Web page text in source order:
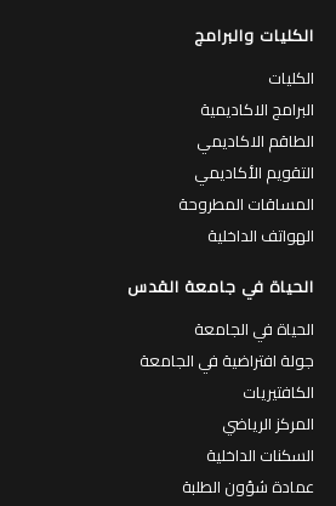
الكليات والبرامج
الكليات
البرامج الاكاديمية
الطاقم الاكاديمي
التقويم الأكاديمي
المساقات المطروحة
الهواتف الداخلية
الحياة في جامعة القدس
الحياة في الجامعة
جولة افتراضية في الجامعة
الكافتيريات
المركز الرياضي
السكنات الداخلية
عمادة شؤون الطلبة